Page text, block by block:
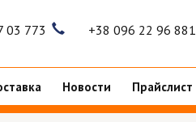
03 773 +38 096 22 96 881
Новости Прайслист